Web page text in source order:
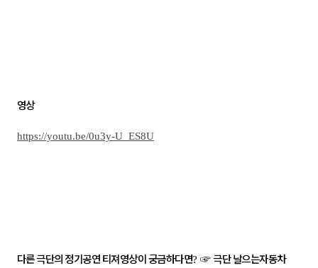
영상
https://youtu.be/0u3y-U_ES8U
다른 극단의 정기공연 티져영상이 궁금하다면?☞극단 날으는자동차